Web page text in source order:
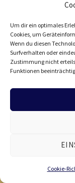
Um dir ein optimales
Cookies, um
Wenn du diesen
Surfverhalten oder
Zustimmung nicht
Funktionen
Cookie-
Start